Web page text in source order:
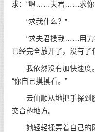
求：“嗯……夫君……求
“求我什么？”
“求夫君操我……用力
已经完全放开了，没有了
我依然没有加快速度。
“你自己摸摸看。”
云仙顺从地把手探到
交合的地方。
她轻轻揉弄着自己的阴